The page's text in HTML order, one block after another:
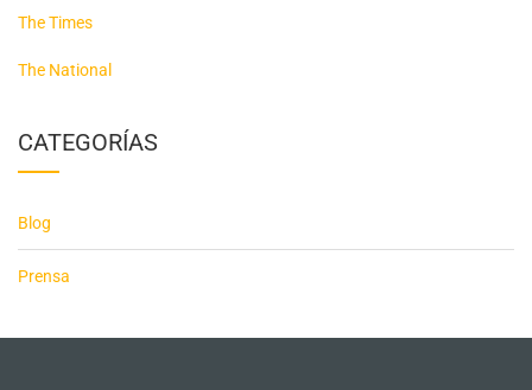
The Times
The National
CATEGORÍAS
Blog
Prensa